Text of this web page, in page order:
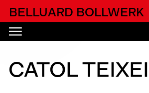
BELLUARD BOLLWERK
CATOL